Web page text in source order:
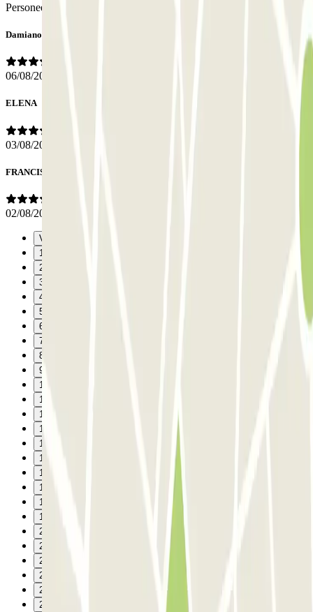
Personeel
Damiano
06/08/2026
ELENA
03/08/2026
FRANCISCO JESUS
02/08/2026
Vorige
1
2
3
4
5
6
7
8
9
10
11
12
13
14
15
16
17
18
19
20
21
22
23
24
25